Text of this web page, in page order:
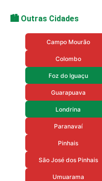
🏙️ Outras Cidades
Campo Mourão
Colombo
Foz do Iguaçu
Guarapuava
Londrina
Paranavaí
Pinhais
São José dos Pinhais
Umuarama